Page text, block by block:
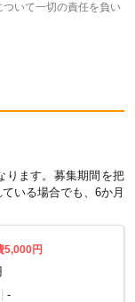
いて一切の責任を負い
ります。募集期間を把
いる場合でも、6か月
5,000円
-